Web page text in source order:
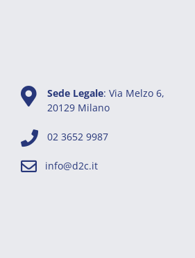
Sede Legale: Via Melzo 6,
20129 Milano
02 3652 9987
info@d2c.it